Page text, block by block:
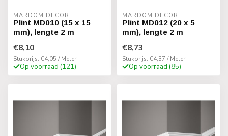
MARDOM DECOR
Plint MD010 (15 x 15
mm), lengte 2 m
€8,10
Stukprijs: €4,05 / Meter
Op voorraad (121)
MARDOM DECOR
Plint MD012 (20 x 5
mm), lengte 2 m
€8,73
Stukprijs: €4,37 / Meter
Op voorraad (85)